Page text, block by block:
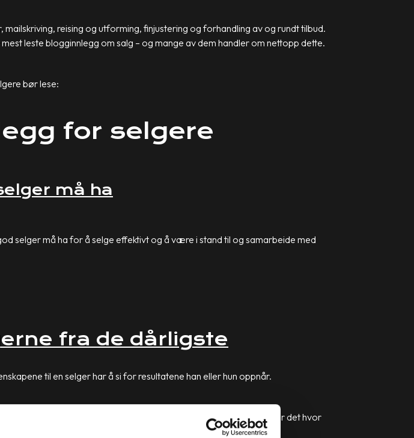
reising og utforming, finjustering og forhandling av og rundt tilbud.
leste blogginnlegg om salg – og mange av dem handler om nettopp dette.
bør lese:
for selgere
må ha
selger må ha for å selge effektivt og å være i stand til og samarbeide med
fra de dårligste
til en selger har å si for resultatene han eller hun oppnår.
Er det klærne de har på seg, er det fokusområdet deres, eller er det hvor